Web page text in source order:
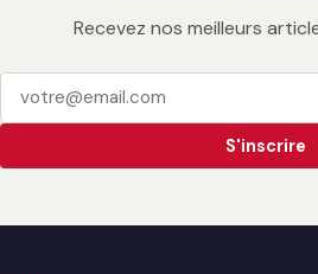
Recevez nos meilleurs
S'inscrire